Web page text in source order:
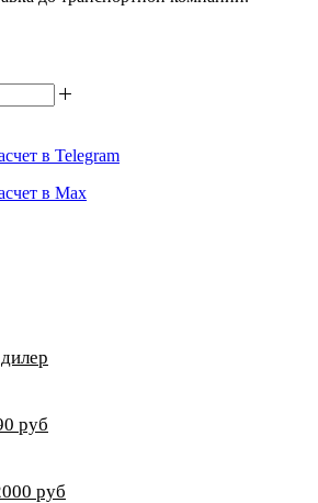
в Telegram
в Max
руб
руб